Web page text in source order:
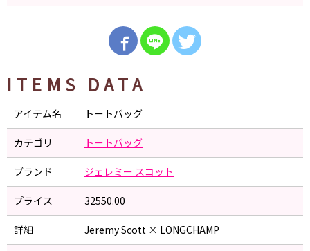
ITEMS DATA
アイテム名 トートバッグ
カテゴリ トートバッグ
ブランド ジェレミー スコット
プライス 32550.00
詳細 Jeremy Scott × LONGCHAMP